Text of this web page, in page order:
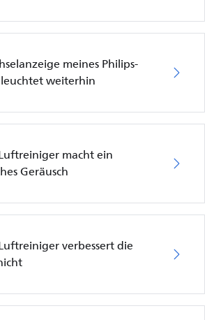
meines Philips-
weiterhin
macht ein
Geräusch
verbessert die